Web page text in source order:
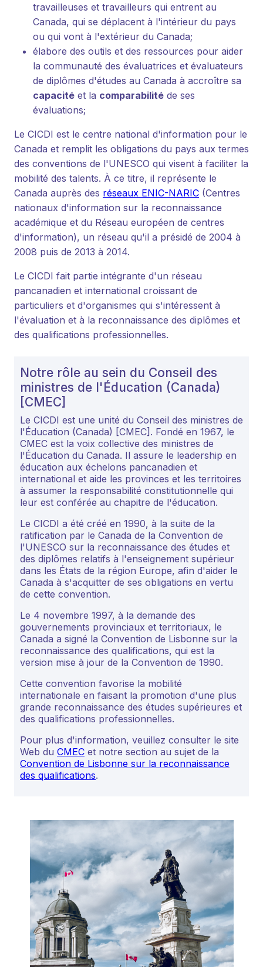
travailleuses et travailleurs qui entrent au
Canada, qui se déplacent à l'intérieur du pays
ou qui vont à l'extérieur du Canada;
élabore des outils et des ressources pour aider
la communauté des évaluatrices et évaluateurs
de diplômes d'études au Canada à accroître sa
capacité et la comparabilité de ses
évaluations;
Le CICDI est le centre national d'information pour le
Canada et remplit les obligations du pays aux termes
des conventions de l'UNESCO qui visent à faciliter la
mobilité des talents. À ce titre, il représente le
Canada auprès des réseaux ENIC-NARIC (Centres
nationaux d'information sur la reconnaissance
académique et du Réseau européen de centres
d'information), un réseau qu'il a présidé de 2004 à
2008 puis de 2013 à 2014.
Le CICDI fait partie intégrante d'un réseau
pancanadien et international croissant de
particuliers et d'organismes qui s'intéressent à
l'évaluation et à la reconnaissance des diplômes et
des qualifications professionnelles.
Notre rôle au sein du Conseil des
ministres de l'Éducation (Canada)
[CMEC]
Le CICDI est une unité du Conseil des ministres de
l'Éducation (Canada) [CMEC]. Fondé en 1967, le
CMEC est la voix collective des ministres de
l'Éducation du Canada. Il assure le leadership en
éducation aux échelons pancanadien et
international et aide les provinces et les territoires
à assumer la responsabilité constitutionnelle qui
leur est conférée au chapitre de l'éducation.
Le CICDI a été créé en 1990, à la suite de la
ratification par le Canada de la Convention de
l'UNESCO sur la reconnaissance des études et
des diplômes relatifs à l'enseignement supérieur
dans les États de la région Europe, afin d'aider le
Canada à s'acquitter de ses obligations en vertu
de cette convention.
Le 4 novembre 1997, à la demande des
gouvernements provinciaux et territoriaux, le
Canada a signé la Convention de Lisbonne sur la
reconnaissance des qualifications, qui est la
version mise à jour de la Convention de 1990.
Cette convention favorise la mobilité
internationale en faisant la promotion d'une plus
grande reconnaissance des études supérieures et
des qualifications professionnelles.
Pour plus d'information, veuillez consulter le site
Web du CMEC et notre section au sujet de la
Convention de Lisbonne sur la reconnaissance
des qualifications.